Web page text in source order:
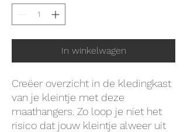
In winkelwagen
Creëer overzicht in de kledingkast
van je kleintje met deze
maathangers. Zo loop je niet het
risico dat jouw kleintje alweer uit